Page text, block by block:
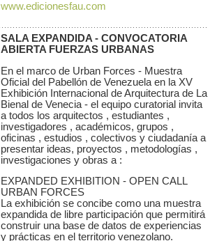
www.edicionesfau.com
SALA EXPANDIDA - CONVOCATORIA
ABIERTA FUERZAS URBANAS
En el marco de Urban Forces - Muestra
Oficial del Pabellón de Venezuela en la XV
Exhibición Internacional de Arquitectura de La
Bienal de Venecia - el equipo curatorial invita
a todos los arquitectos , estudiantes ,
investigadores , académicos, grupos ,
oficinas , estudios , colectivos y ciudadanía a
presentar ideas, proyectos , metodologías ,
investigaciones y obras a :
EXPANDED EXHIBITION - OPEN CALL
URBAN FORCES
La exhibición se concibe como una muestra
expandida de libre participación que permitirá
construir una base de datos de experiencias
y prácticas en el territorio venezolano.